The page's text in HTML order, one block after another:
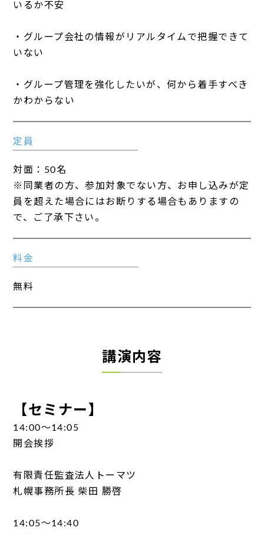
いるか不安
・グループ会社の情報がリアルタイムで把握できて
いない
・グループ管理を強化したいが、何から着手すべき
かわからない
定員
対面：50名
※同業者の方、参加対象でない方、お申し込みが定
員を超えた場合にはお断りする場合もありますの
で、ご了承下さい。
料金
無料
講演内容
【セミナー】
14:00～14:05
開会挨拶
有限責任監査法人トーマツ
札幌事務所長 柴田 勝啓
14:05～14:40